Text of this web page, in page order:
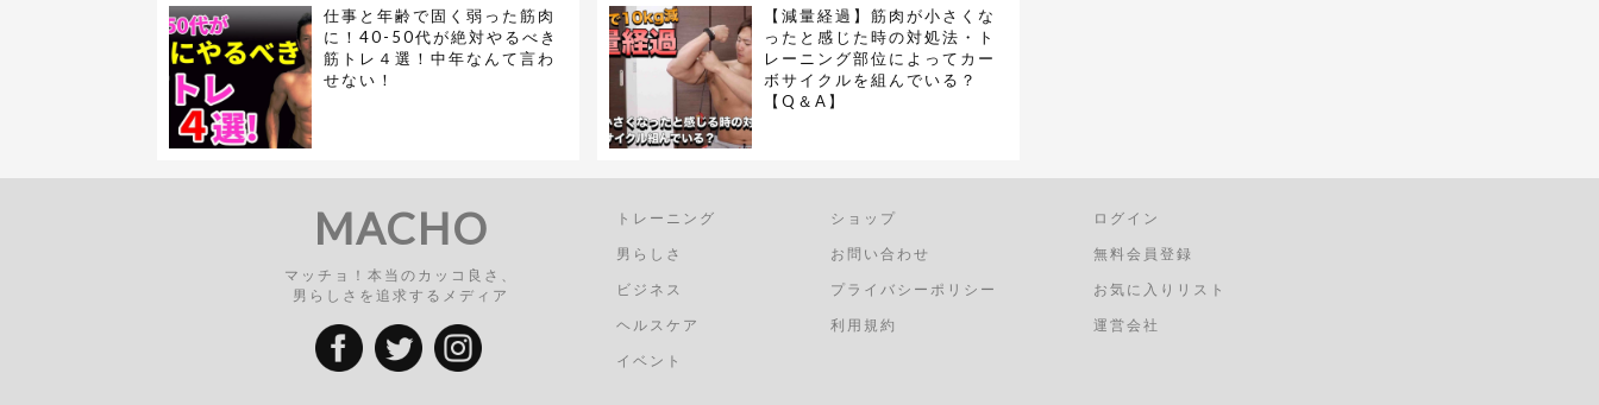
仕事と年齢で固く弱った筋肉
に！40-50代が絶対やるべき
筋トレ４選！中年なんて言わ
せない！
【減量経過】筋肉が小さくな
ったと感じた時の対処法・ト
レーニング部位によってカー
ボサイクルを組んでいる？
【Q＆A】
MACHO
マッチョ！本当のカッコ良さ、
男らしさを追求するメディア
トレーニング
男らしさ
ビジネス
ヘルスケア
イベント
ショップ
お問い合わせ
プライバシーポリシー
利用規約
ログイン
無料会員登録
お気に入りリスト
運営会社